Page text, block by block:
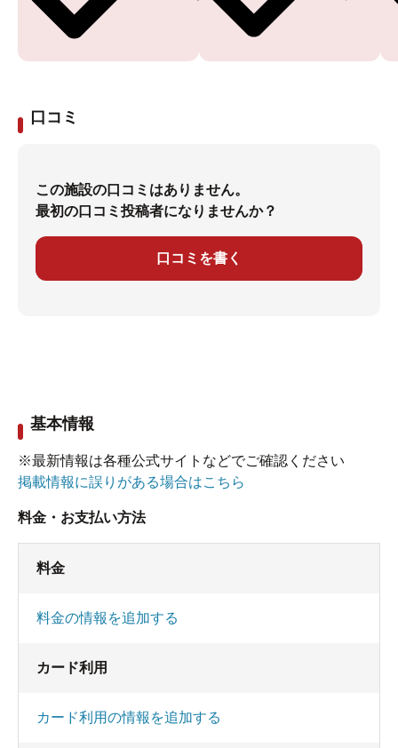
口コミ
この施設の口コミはありません。
最初の口コミ投稿者になりませんか？
口コミを書く
基本情報
※最新情報は各種公式サイトなどでご確認ください
掲載情報に誤りがある場合はこちら
料金・お支払い方法
料金
料金の情報を追加する
カード利用
カード利用の情報を追加する